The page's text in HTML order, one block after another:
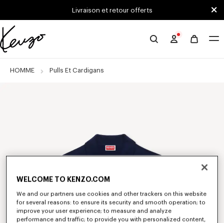
Skip to main content
Skip to footer contentLivraison et retour offerts
Site
KENZO
HOMME Pulls Et Cardigans
WELCOME TO KENZO.COM
We and our partners use cookies and other trackers on this website
for several reasons: to ensure its security and smooth operation; to
improve your user experience; to measure and analyze
performance and traffic; to provide you with personalized content,